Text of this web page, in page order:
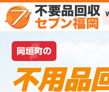
岡垣町の
不用品